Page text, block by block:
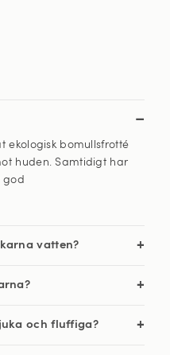
ekologisk bomullsfrotté
huden. Samtidigt har
god
vatten?
och fluffiga?